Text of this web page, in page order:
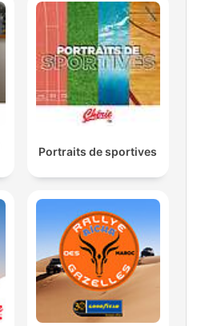
Portraits de sportives